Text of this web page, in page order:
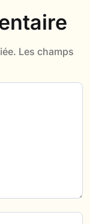
Les champs